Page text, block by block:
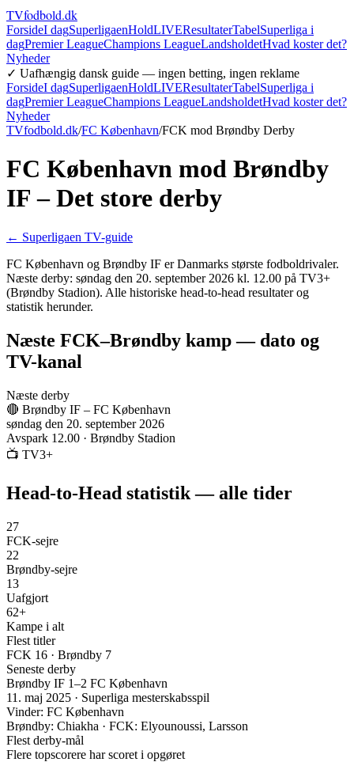
TVfodbold.dk
ForsideI dagSuperligaenHoldLIVEResultaterTabelSuperliga i
dagPremier LeagueChampions LeagueLandsholdetHvad koster det?
Nyheder
✓ Uafhængig dansk guide — ingen betting, ingen reklame
ForsideI dagSuperligaenHoldLIVEResultaterTabelSuperliga i
dagPremier LeagueChampions LeagueLandsholdetHvad koster det?
Nyheder
TVfodbold.dk/FC København/FCK mod Brøndby Derby
FC København mod Brøndby
IF –Det store derby
← Superligaen TV-guide
FC København og Brøndby IF er Danmarks største fodboldrivaler.
Næste derby: søndag den 20. september 2026 kl. 12.00 på TV3+
(Brøndby Stadion). Alle historiske head-to-head resultater og
statistik herunder.
Næste FCK–Brøndby kamp — dato og
TV-kanal
Næste derby
🔴 Brøndby IF – FC København
søndag den 20. september 2026
Avspark 12.00 · Brøndby Stadion
📺 TV3+
Head-to-Head statistik — alle tider
27
FCK-sejre
22
Brøndby-sejre
13
Uafgjort
62+
Kampe i alt
Flest titler
FCK 16 · Brøndby 7
Seneste derby
Brøndby IF 1–2 FC København
11. maj 2025 · Superliga mesterskabsspil
Vinder: FC København
Brøndby: Chiakha · FCK: Elyounoussi, Larsson
Flest derby-mål
Flere topscorere har scoret i opgøret